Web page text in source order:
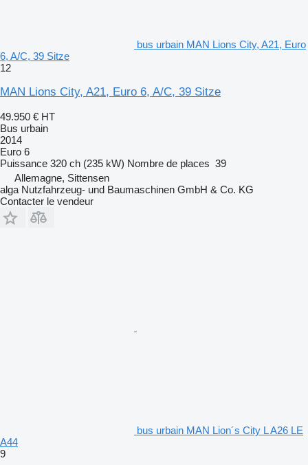
bus urbain MAN Lions City, A21, Euro
6, A/C, 39 Sitze
12
MAN Lions City, A21, Euro 6, A/C, 39 Sitze
49.950 € HT
Bus urbain
2014
Euro 6
Puissance 320 ch (235 kW) Nombre de places 39
Allemagne, Sittensen
alga Nutzfahrzeug- und Baumaschinen GmbH & Co. KG
Contacter le vendeur
bus urbain MAN Lion´s City L A26 LE
A44
9